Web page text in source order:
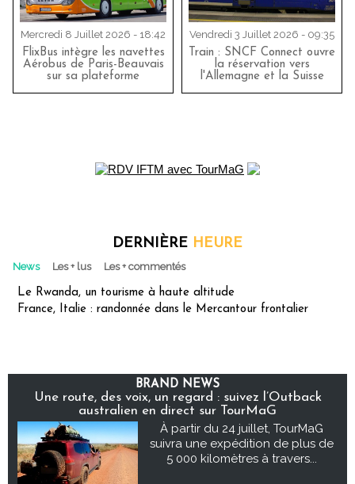
Mercredi 8 Juillet 2026 - 18:42
FlixBus intègre les navettes
Aérobus de Paris-Beauvais
sur sa plateforme
Vendredi 3 Juillet 2026 - 09:35
Train : SNCF Connect ouvre
la réservation vers
l'Allemagne et la Suisse
DERNIÈRE HEURE
News Les + lus Les + commentés
Le Rwanda, un tourisme à haute altitude
France, Italie : randonnée dans le Mercantour frontalier
BRAND NEWS
Une route, des voix, un regard : suivez l’Outback
australien en direct sur TourMaG
À partir du 24 juillet, TourMaG
suivra une expédition de plus de
5 000 kilomètres à travers...